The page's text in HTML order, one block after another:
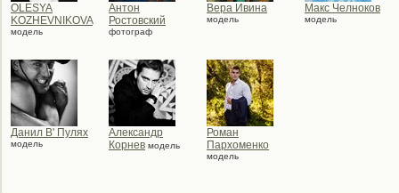
OLESYA
KOZHEVNIKOVA
модель
Антон
Ростовский
фотограф
Вера Ивина
модель
Макс Челноков
модель
Данил В' Пулях
модель
Александр
Корнев модель
Роман
Пархоменко
модель